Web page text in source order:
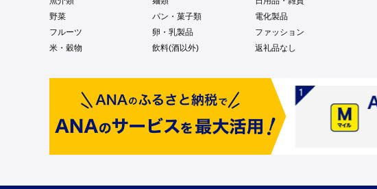
野菜
パン・菓子類
電化製品
フルーツ
卵・乳製品
ファッション
米・穀物
飲料(酒以外) 返礼品なし